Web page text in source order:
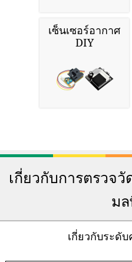
เซ็นเซอร์อากาศ
DIY
เกี่ยวกับการตรวจ
ม
เกี่ยวกับระดั